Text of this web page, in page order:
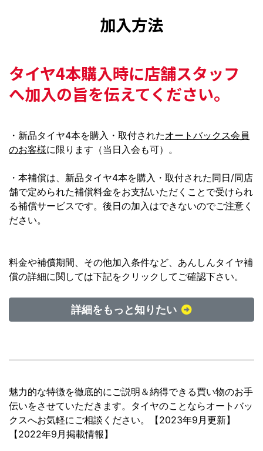
加入方法
タイヤ4本購入時に店舗スタッフ
へ加入の旨を伝えてください。
・新品タイヤ4本を購入・取付されたオートバックス会員
のお客様に限ります（当日入会も可）。
・本補償は、新品タイヤ4本を購入・取付された同日/同店
舗で定められた補償料金をお支払いただくことで受けられ
る補償サービスです。後日の加入はできないのでご注意く
ださい。
料金や補償期間、その他加入条件など、あんしんタイヤ補
償の詳細に関しては下記をクリックしてご確認下さい。
詳細をもっと知りたい
魅力的な特徴を徹底的にご説明＆納得できる買い物のお手
伝いをさせていただきます。タイヤのことならオートバッ
クスへお気軽にご相談ください。【2023年9月更新】
【2022年9月掲載情報】